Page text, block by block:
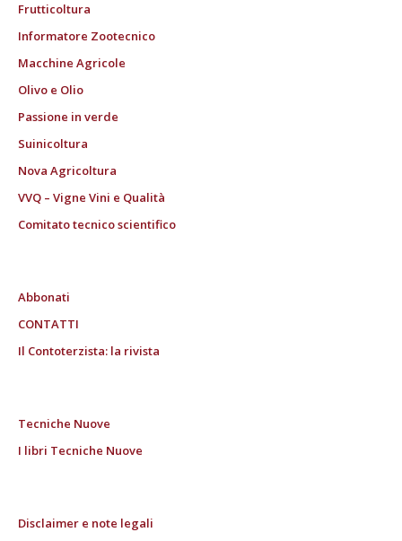
Frutticoltura
Informatore Zootecnico
Macchine Agricole
Olivo e Olio
Passione in verde
Suinicoltura
Nova Agricoltura
VVQ – Vigne Vini e Qualità
Comitato tecnico scientifico
Abbonati
CONTATTI
Il Contoterzista: la rivista
Tecniche Nuove
I libri Tecniche Nuove
Disclaimer e note legali